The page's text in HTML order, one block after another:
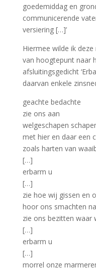
goedemiddag en
communicerende
versiering […]’
Hiermee wilde ik
van hoogtepunt naar
afsluitingsgedicht
daarvan enkele
geachte bedachte
zie ons aan
welgeschapen
met hier en daar een
zoals harten van
[…]
erbarm u
[…]
zie hoe wij gissen en
hoor ons smachten
zie ons bezitten waar
[…]
erbarm u
[…]
morrel onze